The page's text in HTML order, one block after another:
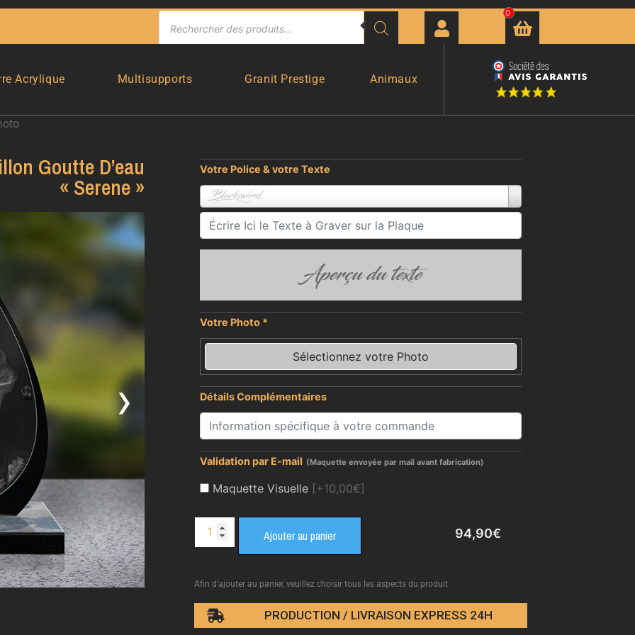
0
Acrylique Multisupports Granit Prestige Animaux
Goutte D’eau
« Serene »
›
Votre Police & votre Texte
Blacksword
Aperçu du texte
Votre Photo *
Sélectionnez votre Photo
Détails Complémentaires
Validation par E-mail (Maquette envoyée par mail avant fabrication)
Maquette Visuelle [+10,00€]
94,90€
Ajouter au panier
Afin d’ajouter au panier, veuillez choisir tous les aspects du produit
PRODUCTION / LIVRAISON EXPRESS 24H